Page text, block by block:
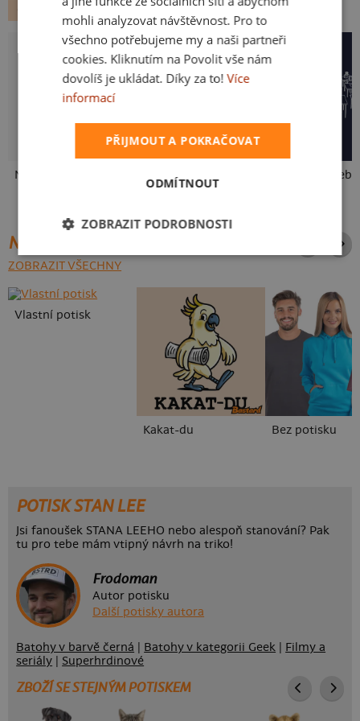
FILMY A SERIÁLY SUPERHRDINOVÉ
Neklidný bez piva
NEJPRODÁVANĚJŠÍ POTISKY
ZOBRAZIT VŠECHNY
Vlastní potisk
Kakat-du Bez potisku
POTISK STAN LEE
Jsi fanoušek STANA LEEHO nebo alespoň stanování? Pak
tu pro tebe mám vtipný návrh na triko!
Frodoman
Autor potisku
Další potisky autora
Batohy v barvě černá Batohy v kategorii Geek
Filmy a
seriály
Superhrdinové
ZBOŽÍ SE STEJNÝM POTISKEM
mohli analyzovat návštěvnost. Pro to
všechno potřebujeme my a naši partneři
cookies. Kliknutím na Povolit vše nám
dovolíš je ukládat. Díky za to! Více
informací
PŘIJMOUT A POKRAČOVAT
ODMÍTNOUT
ZOBRAZIT PODROBNOSTI